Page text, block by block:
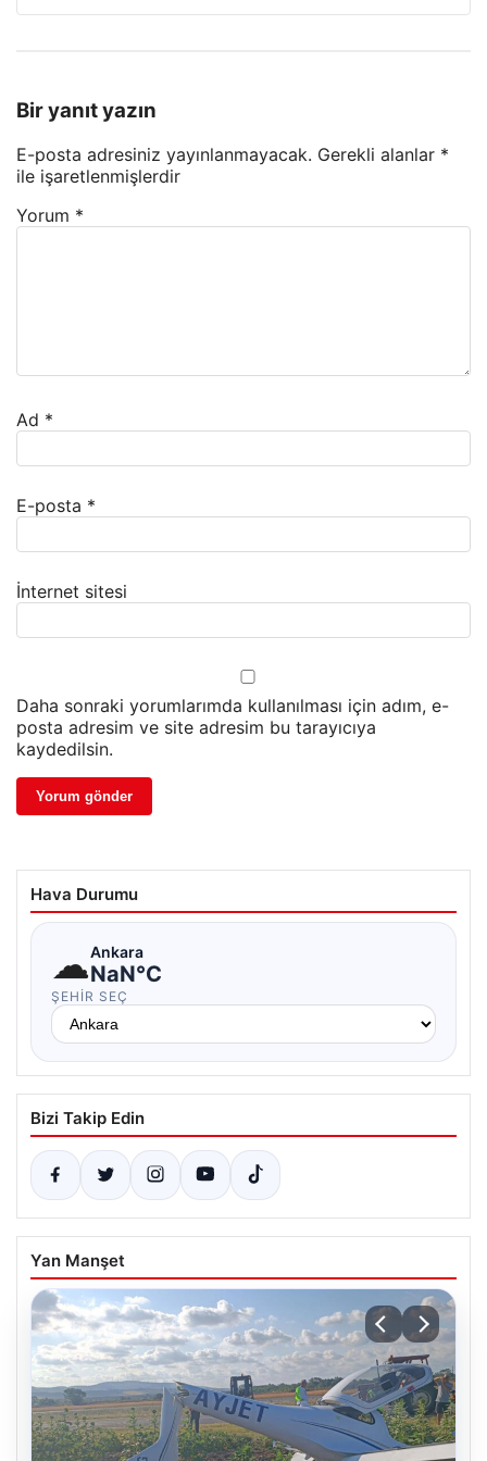
Bir yanıt yazın
E-posta adresiniz yayınlanmayacak. Gerekli alanlar *
ile işaretlenmişlerdir
Yorum *
Ad *
E-posta *
İnternet sitesi
Daha sonraki yorumlarımda kullanılması için adım, e-
posta adresim ve site adresim bu tarayıcıya
kaydedilsin.
Hava Durumu
☁Ankara
NaN°C
ŞEHIR SEÇ
Bizi Takip Edin
Yan Manşet